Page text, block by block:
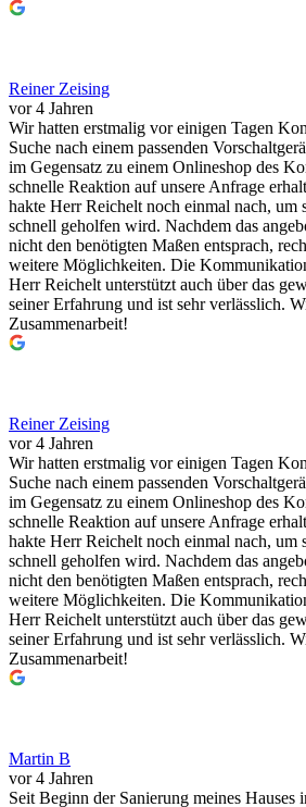
Reiner Zeising
vor 4 Jahren
Wir hatten erstmalig vor einigen Tagen
Suche nach einem passenden
im Gegensatz zu einem Onlineshop des
schnelle Reaktion auf unsere Anfrage
hakte Herr Reichelt noch einmal nach, um
schnell geholfen wird. Nachdem das
nicht den benötigten Maßen entsprach,
weitere Möglichkeiten. Die
Herr Reichelt unterstützt auch über das
seiner Erfahrung und ist sehr verlässlich.
Zusammenarbeit!
Reiner Zeising
vor 4 Jahren
Wir hatten erstmalig vor einigen Tagen
Suche nach einem passenden
im Gegensatz zu einem Onlineshop des
schnelle Reaktion auf unsere Anfrage
hakte Herr Reichelt noch einmal nach, um
schnell geholfen wird. Nachdem das
nicht den benötigten Maßen entsprach,
weitere Möglichkeiten. Die
Herr Reichelt unterstützt auch über das
seiner Erfahrung und ist sehr verlässlich.
Zusammenarbeit!
Martin B
vor 4 Jahren
Seit Beginn der Sanierung meines Hauses